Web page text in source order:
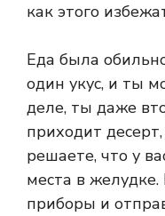
как этого
Еда была
один укус, и ты
деле, ты даже
приходит
решаете, что у
места в
приборы и